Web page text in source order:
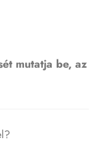
mutatja be, az